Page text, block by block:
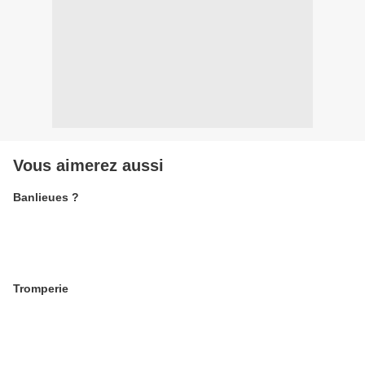
Vous aimerez aussi
Banlieues ?
Tromperie